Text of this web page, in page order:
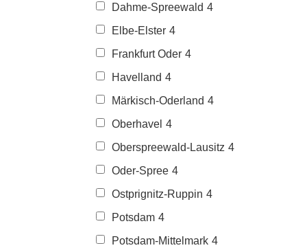
Dahme-Spreewald 4
Elbe-Elster 4
Frankfurt Oder 4
Havelland 4
Märkisch-Oderland 4
Oberhavel 4
Oberspreewald-Lausitz 4
Oder-Spree 4
Ostprignitz-Ruppin 4
Potsdam 4
Potsdam-Mittelmark 4